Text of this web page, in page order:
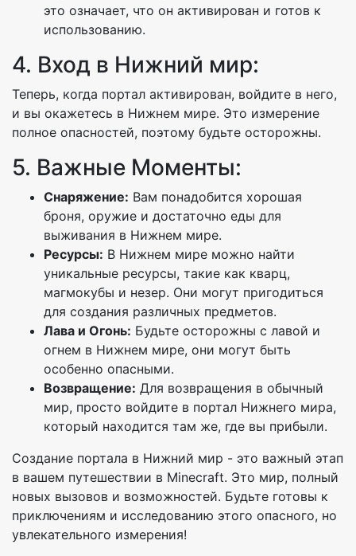
это означает, что он активирован и готов к
использованию.
4. Вход в Нижний мир:
Теперь, когда портал активирован, войдите в него,
и вы окажетесь в Нижнем мире. Это измерение
полное опасностей, поэтому будьте осторожны.
5. Важные Моменты:
Снаряжение: Вам понадобится хорошая
броня, оружие и достаточно еды для
выживания в Нижнем мире.
Ресурсы: В Нижнем мире можно найти
уникальные ресурсы, такие как кварц,
магмокубы и незер. Они могут пригодиться
для создания различных предметов.
Лава и Огонь: Будьте осторожны с лавой и
огнем в Нижнем мире, они могут быть
особенно опасными.
Возвращение: Для возвращения в обычный
мир, просто войдите в портал Нижнего мира,
который находится там же, где вы прибыли.
Создание портала в Нижний мир - это важный этап
в вашем путешествии в Minecraft. Это мир, полный
новых вызовов и возможностей. Будьте готовы к
приключениям и исследованию этого опасного, но
увлекательного измерения!